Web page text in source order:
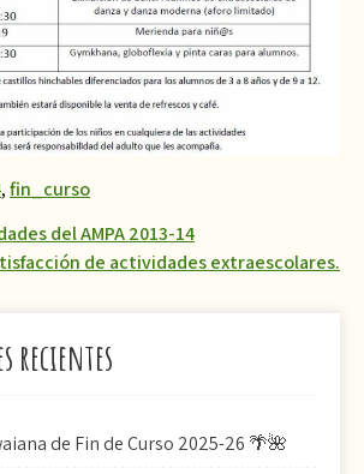
,fin_curso
del AMPA 2013-14
de actividades extraescolares.
recientes
de Fin de Curso 2025-26 🌴🌺